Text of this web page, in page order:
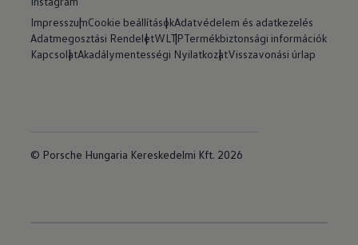
ImpresszumCookie beállításokAdatvédelem és adatkezelés
Adatmegosztási RendeletWLTPTermékbiztonsági információk
KapcsolatAkadálymentességi NyilatkozatVisszavonási úrlap
© Porsche Hungaria Kereskedelmi Kft. 2026